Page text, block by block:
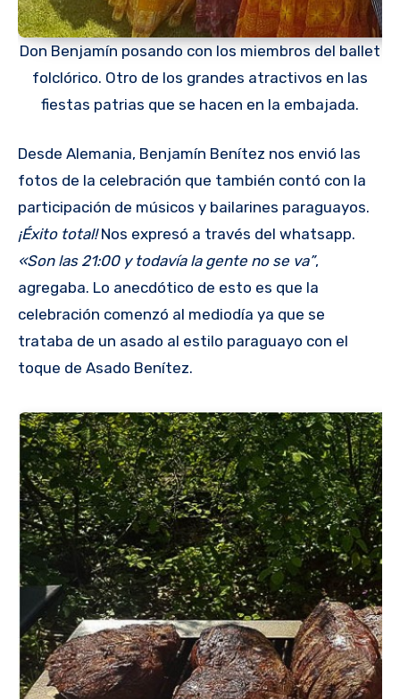
Don Benjamín posando con los miembros del ballet
folclórico. Otro de los grandes atractivos en las
fiestas patrias que se hacen en la embajada.
Desde Alemania, Benjamín Benítez nos envió las
fotos de la celebración que también contó con la
participación de músicos y bailarines paraguayos.
¡Éxito total!Nos expresó a través del whatsapp.
«Son las 21:00 y todavía la gente no se va”,
agregaba. Lo anecdótico de esto es que la
celebración comenzó al mediodía ya que se
trataba de un asado al estilo paraguayo con el
toque de Asado Benítez.